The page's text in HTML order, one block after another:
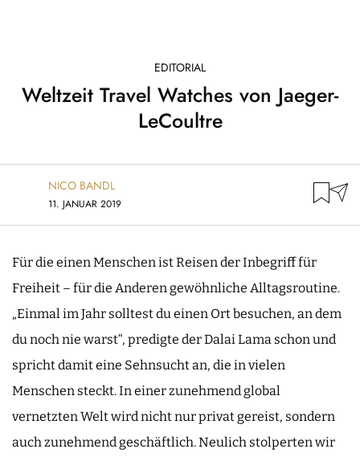
EDITORIAL
Weltzeit Travel Watches von Jaeger-
LeCoultre
NICO BANDL
11. JANUAR 2019
Für die einen Menschen ist Reisen der Inbegriff für
Freiheit – für die Anderen gewöhnliche Alltagsroutine.
„Einmal im Jahr solltest du einen Ort besuchen, an dem
du noch nie warst“, predigte der Dalai Lama schon und
spricht damit eine Sehnsucht an, die in vielen
Menschen steckt. In einer zunehmend global
vernetzten Welt wird nicht nur privat gereist, sondern
auch zunehmend geschäftlich. Neulich stolperten wir